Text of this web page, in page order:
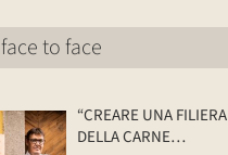
face to face
“CREARE UNA FILIERA
DELLA CARNE